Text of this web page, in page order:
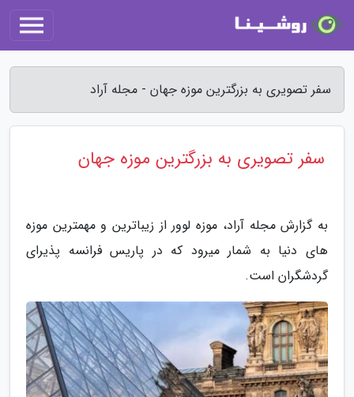
سفر تصویری به بزرگترین موزه جهان - مجله آراد
سفر تصویری به بزرگترین موزه جهان
به گزارش مجله آراد، موزه لوور از زیباترین و مهمترین موزه
های دنیا به شمار میرود که در پاریس فرانسه پذیرای
گردشگران است.